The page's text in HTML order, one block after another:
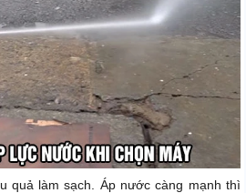
quả làm sạch. Áp nước càng mạnh thì